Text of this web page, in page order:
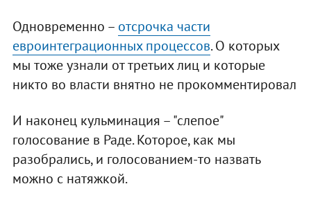
Одновременно – отсрочка части
евроинтеграционных процессов. О которых
мы тоже узнали от третьих лиц и которые
никто во власти внятно не прокомментировал
И наконец кульминация – "слепое"
голосование в Раде. Которое, как мы
разобрались, и голосованием-то назвать
можно с натяжкой.